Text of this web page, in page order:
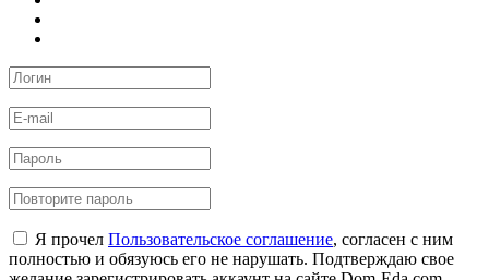
Я прочел Пользовательское соглашение, согласен с ним
полностью и обязуюсь его не нарушать. Подтверждаю свое